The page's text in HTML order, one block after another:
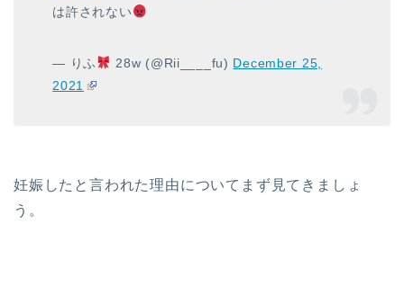
は許されない
— りふ 28w (@Rii____fu) December 25,
2021
妊娠したと言われた理由についてまず見てきましょ
う。